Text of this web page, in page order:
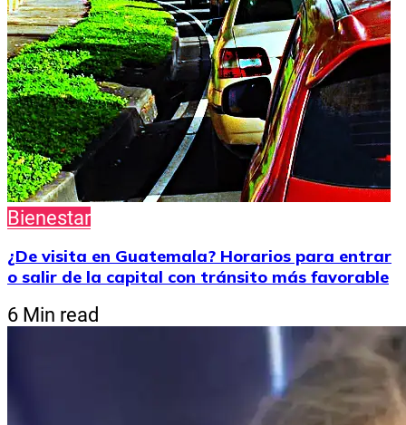
Bienestar
¿De visita en Guatemala? Horarios para entrar
o salir de la capital con tránsito más favorable
6 Min read